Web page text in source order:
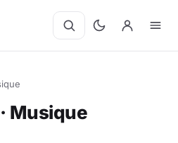
Musique